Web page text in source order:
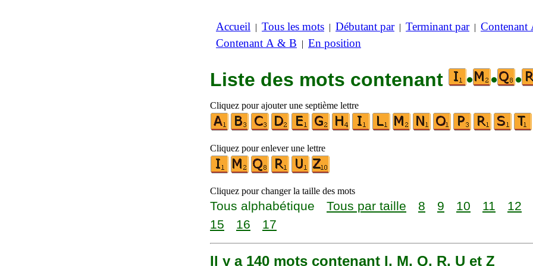
Accueil | Tous les mots | Débutant par| Terminant par| Contenant
Contenant A & B | En position
Liste des mots contenant • • •
Cliquez pour ajouter une septième lettre
Cliquez pour enlever une lettre
Cliquez pour changer la taille des mots
Tous alphabétique Tous par taille 8 9 10 11 12
15
16 17
Il y a 140 mots contenant I, M, Q, R, U et Z